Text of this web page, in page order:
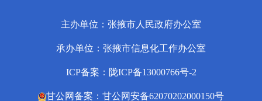
主办单位：张掖市人民政府办公室
承办单位：张掖市信息化工作办公室
ICP备案：陇ICP备13000766号-2
甘公网备案：甘公网安备62070202000150号